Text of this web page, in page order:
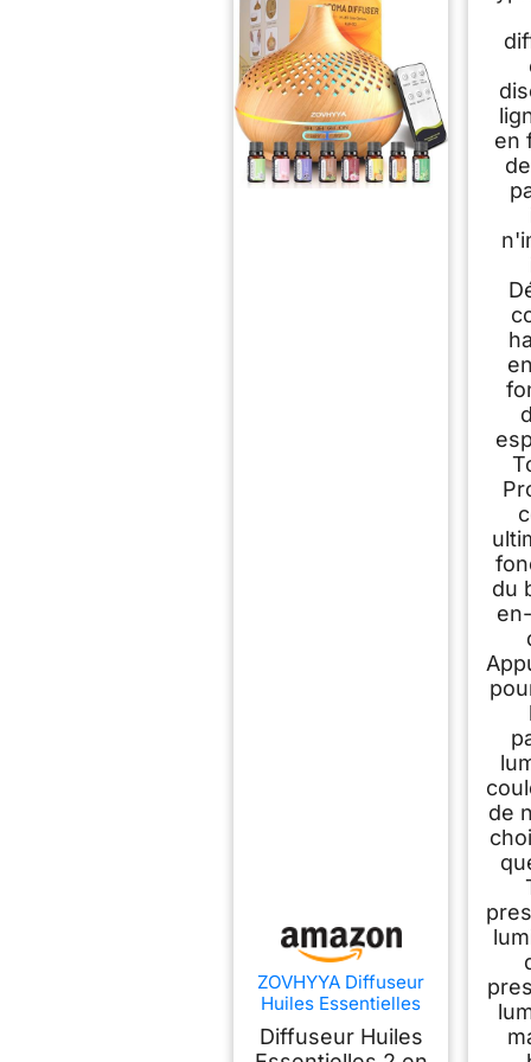
ZOVHYYA Diffuseur
Huiles Essentielles
500ML avec
Télécommande 14
Diffuseur Huiles
en
du
de